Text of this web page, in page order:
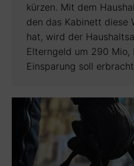
kürzen. Mit dem
den das Kabinett diese
hat, wird der
Elterngeld um 290 Mio,
Einsparung soll